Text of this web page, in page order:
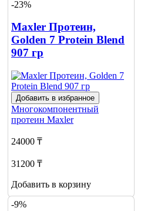
Добавить в корзину
-23%
Maxler Протеин,
Golden 7 Protein Blend
907 гр
Добавить в избранное
Многокомпонентный
протеин Maxler
24000 ₸
31200 ₸
Добавить в корзину
-9%